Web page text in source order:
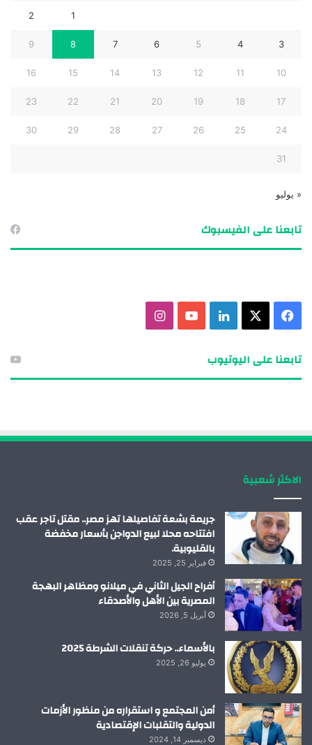
1
2
3
4
5
6
7
8
9
10
11
12
13
14
15
16
17
18
19
20
21
22
23
24
25
26
27
28
29
30
31
« يوليو
تابعنا على الفيسبوك
تابعنا على اليوتيوب
الاكثر شعبية
جريمة بشعة تفاصيلها تهز مصر.. مقتل تاجر عقب
افتتاحه محلا لبيع الدواجن بأسعار مخفضة
بالقليوبية.
فبراير 25, 2025
أفراح الجيل الثاني في ميلانو ومظاهر البهجة
المصرية بين الأهل والأصدقاء
أبريل 5, 2026
بالأسماء.. حركة تنقلات الشرطة 2025
يوليو 26, 2025
أمن المجتمع و استقراره من منظور الأزمات
الدولية والتقلبات الإقتصادية
ديسمبر 14, 2024